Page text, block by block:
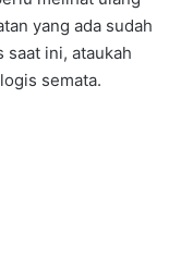
yang ada sudah
ini, ataukah
semata.